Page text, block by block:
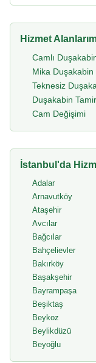
Hizmet
Camlı
Mika Duşakabin
Teknesiz
Duşakabin
Cam Değişimi
İstanbul'da
Adalar
Arnavutköy
Ataşehir
Avcılar
Bağcılar
Bahçelievler
Bakırköy
Başakşehir
Bayrampaşa
Beşiktaş
Beykoz
Beylikdüzü
Beyoğlu